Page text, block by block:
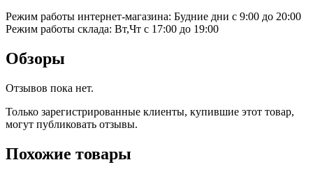
Режим работы интернет-магазина: Будние дни с 9:00 до 20:00
Режим работы склада: Вт,Чт с 17:00 до 19:00
Обзоры
Отзывов пока нет.
Только зарегистрированные клиенты, купившие этот товар,
могут публиковать отзывы.
Похожие товары